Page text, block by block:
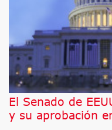
El Senado de
y su aprobación